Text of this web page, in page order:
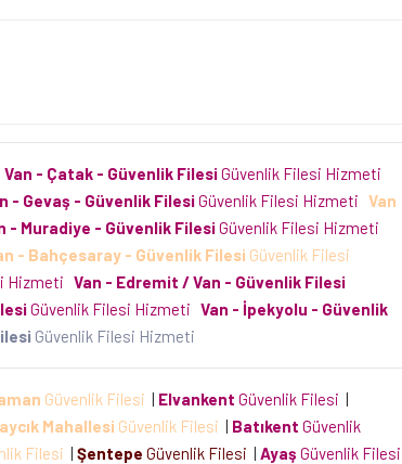
Van - Çatak - Güvenlik FilesiGüvenlik Filesi Hizmeti
- Gevaş - Güvenlik FilesiGüvenlik Filesi Hizmeti Van
- Muradiye - Güvenlik FilesiGüvenlik Filesi Hizmeti
- Bahçesaray - Güvenlik Filesi Güvenlik Filesi
Hizmeti Van - Edremit / Van - Güvenlik Filesi
Güvenlik Filesi Hizmeti Van - İpekyolu - Güvenlik
Güvenlik Filesi Hizmeti
Güvenlik Filesi | Elvankent Güvenlik Filesi |
Mahallesi Güvenlik Filesi | Batıkent Güvenlik
Filesi | Şentepe Güvenlik Filesi | Ayaş Güvenlik Filesi